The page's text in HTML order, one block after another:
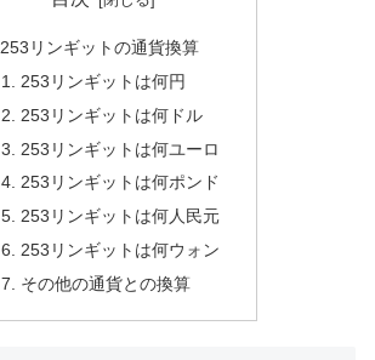
253リンギットの通貨換算
253リンギットは何円
253リンギットは何ドル
253リンギットは何ユーロ
253リンギットは何ポンド
253リンギットは何人民元
253リンギットは何ウォン
その他の通貨との換算